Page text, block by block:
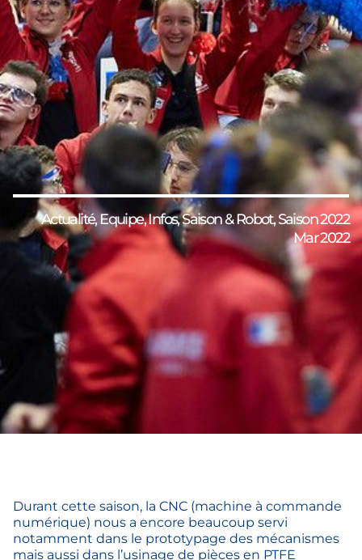
Actualité,Equipe,Infos,Saison & Robot,Saison 2022
Mar 2022
Durant cette saison, la CNC (machine à commande
numérique) nous a encore beaucoup servi
notamment dans le prototypage des mécanismes
mais aussi dans l’usinage de pièces en PTFE